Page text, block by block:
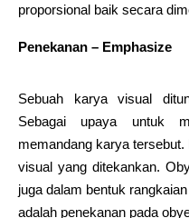
proporsional baik secara
Penekanan – Emphasize
Sebuah karya visual
Sebagai upaya untuk
memandang karya
visual yang ditekankan.
juga dalam bentuk
adalah penekanan pada